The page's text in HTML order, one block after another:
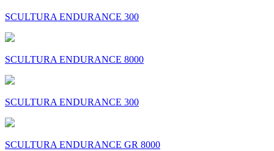
SCULTURA ENDURANCE 300
SCULTURA ENDURANCE 8000
SCULTURA ENDURANCE 300
SCULTURA ENDURANCE GR 8000